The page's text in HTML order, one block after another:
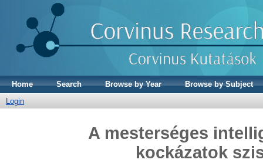
Home Search Browse by Year
Browse by Subject
Login
A mesterséges
kockázatok